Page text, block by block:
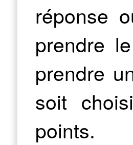
réponse
prendre
prendre
soit
points.